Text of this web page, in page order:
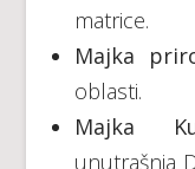
matrice.
Majka
oblasti.
Majka
unutrašnja